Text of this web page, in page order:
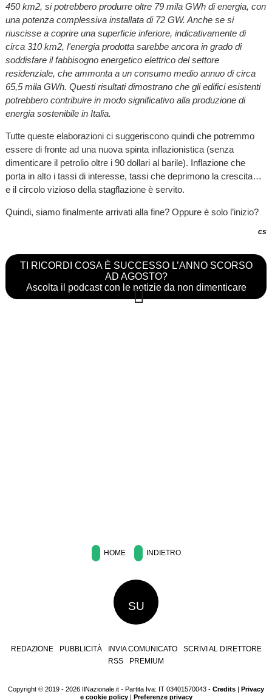
450 km2, si potrebbero produrre oltre 79 mila GWh di energia, con
una potenza complessiva installata di 72 GW. Anche se si
riuscisse a coprire una superficie inferiore, indicativamente di
circa 310 km2, l'energia prodotta sarebbe ancora in grado di
soddisfare il fabbisogno energetico elettrico del settore
residenziale, che ammonta a un consumo medio annuo di circa
65,5 mila GWh. Questi risultati dimostrano che gli edifici esistenti
potrebbero contribuire in modo significativo alla produzione di
energia sostenibile in Italia.
Tutte queste elaborazioni ci suggeriscono quindi che potremmo
essere di fronte ad una nuova spinta inflazionistica (senza
dimenticare il petrolio oltre i 90 dollari al barile). Inflazione che
porta in alto i tassi di interesse, tassi che deprimono la crescita…
e il circolo vizioso della stagflazione è servito.
Quindi, siamo finalmente arrivati alla fine? Oppure è solo l’inizio?
cs
TI RICORDI COSA È SUCCESSO L’ANNO SCORSO
AD AGOSTO?
Ascolta il podcast con le notizie da non dimenticare
HOME INDIETRO
SU
REDAZIONE PUBBLICITÀ INVIA COMUNICATO
SCRIVI AL DIRETTORE
RSS
PREMIUM
Copyright © 2019 - 2026 IlNazionale.it - Partita Iva: IT 03401570043 - Credits
Privacy
e cookie policy| Preferenze privacy